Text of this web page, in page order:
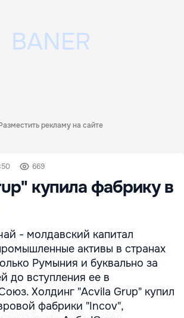
рекламу на сайте
669
купила фабрику в
- молдавский капитал
активы в странах
Румыния и буквально за
до вступления ее в
Холдинг "Acvila Grup" купил
фабрики "Incov",